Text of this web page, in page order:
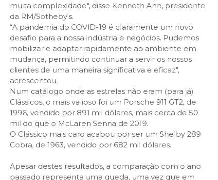
muita complexidade", disse Kenneth Ahn, presidente
da RM/Sotheby's.
“A pandemia do COVID-19 é claramente um novo
desafio para a nossa indústria e negócios. Pudemos
mobilizar e adaptar rapidamente ao ambiente em
mudança, permitindo continuar a servir os nossos
clientes de uma maneira significativa e eficaz",
acrescentou.
Num catálogo onde as estrelas não eram (para já)
Clássicos, o mais valioso foi um Porsche 911 GT2, de
1996, vendido por 891 mil dólares, mais cerca de 50
mil do que o McLaren Senna de 2019.
O Clássico mais caro acabou por ser um Shelby 289
Cobra, de 1963, vendido por 682 mil dólares.
Apesar destes resultados, a comparação com o ano
passado representa uma queda, uma vez que em